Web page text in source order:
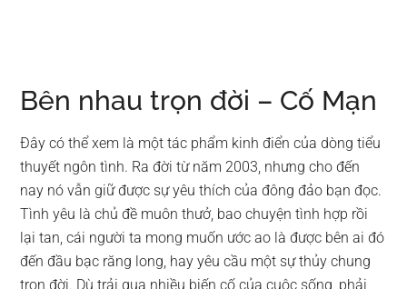
Bên nhau trọn đời – Cố Mạn
Đây có thể xem là một tác phẩm kinh điển của dòng tiểu
thuyết ngôn tình. Ra đời từ năm 2003, nhưng cho đến
nay nó vẫn giữ được sự yêu thích của đông đảo bạn đọc.
Tình yêu là chủ đề muôn thưở, bao chuyện tình hợp rồi
lại tan, cái người ta mong muốn ước ao là được bên ai đó
đến đầu bạc răng long, hay yêu cầu một sự thủy chung
trọn đời. Dù trải qua nhiều biến cố của cuộc sống, phải